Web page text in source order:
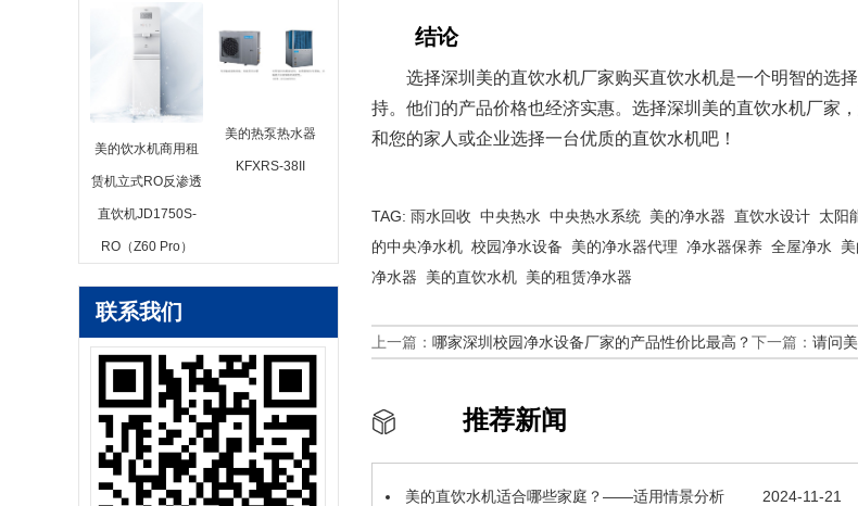
美的饮水机商用租
赁机立式RO反渗透
直饮机JD1750S-
RO（Z60 Pro）
美的热泵热水器
KFXRS-38II
联系我们
结论
选择深圳美的直饮水机厂家购买直饮水机是一个明智的选
持。他们的产品价格也经济实惠。选择深圳美的直饮水机厂家
和您的家人或企业选择一台优质的直饮水机吧！
TAG: 雨水回收 中央热水 中央热水系统 美的净水器 直饮水设计 太阳
的中央净水机 校园净水设备 美的净水器代理 净水器保养 全屋净水
净水器
美的直饮水机 美的租赁净水器
上一篇： 哪家深圳校园净水设备厂家的产品性价比最高？下一篇： 请问
推荐新闻
2024-11-21
美的直饮水机适合哪些家庭？——适用情景分析